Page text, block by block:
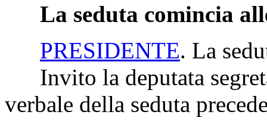
La seduta comincia
PRESIDENTE. La
Invito la deputata
verbale della seduta